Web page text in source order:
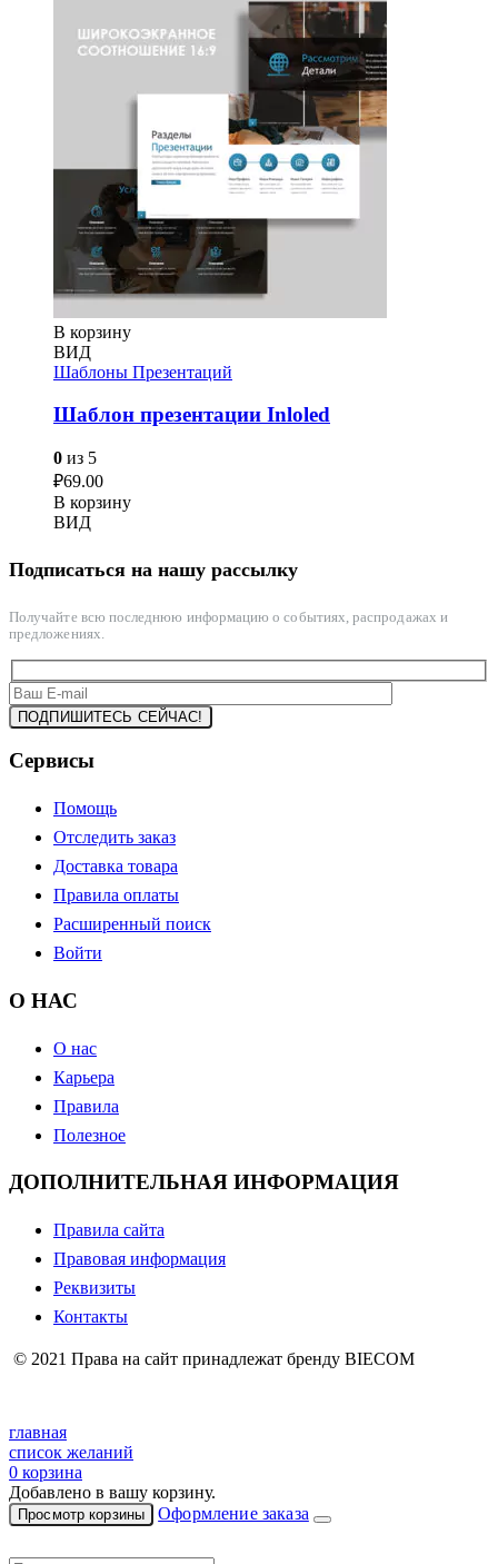
В корзину
ВИД
Шаблоны Презентаций
Шаблон презентации Inloled
0 из 5
₽69.00
В корзину
ВИД
Подписаться на нашу рассылку
Получайте всю последнюю информацию о событиях, распродажах и
предложениях.
Сервисы
Помощь
Отследить заказ
Доставка товара
Правила оплаты
Расширенный поиск
Войти
О НАС
О нас
Карьера
Правила
Полезное
ДОПОЛНИТЕЛЬНАЯ ИНФОРМАЦИЯ
Правила сайта
Правовая информация
Реквизиты
Контакты
© 2021 Права на сайт принадлежат бренду BIECOM
главная
список желаний
0 корзина
Добавлено в вашу корзину.
Просмотр корзины Оформление заказа